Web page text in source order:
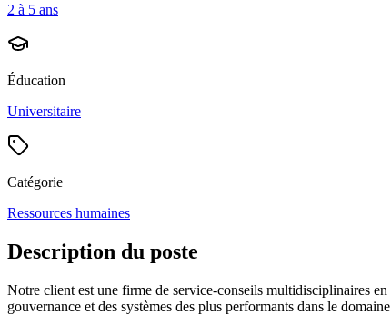
2 à 5 ans
Éducation
Universitaire
Catégorie
Ressources humaines
Description du poste
Notre client est une firme de service-conseils multidisciplinaires
gouvernance et des systèmes des plus performants dans le